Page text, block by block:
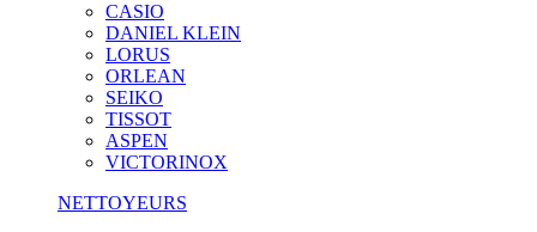
CASIO
DANIEL KLEIN
LORUS
ORLEAN
SEIKO
TISSOT
ASPEN
VICTORINOX
NETTOYEURS